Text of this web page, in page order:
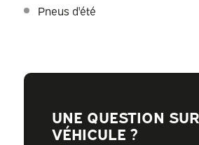
Pneus d'été
UNE QUESTION
VÉHICULE ?